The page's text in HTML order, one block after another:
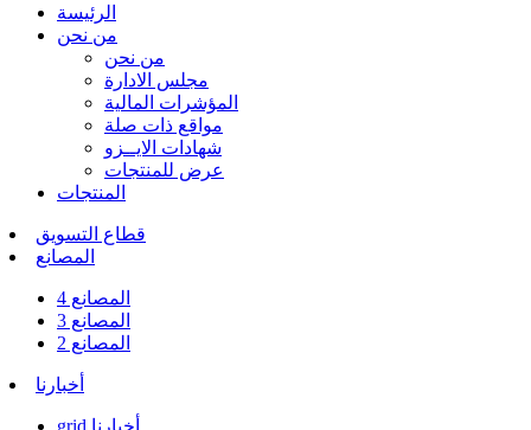
الرئيسة
من نحن
من نحن
مجلس الادارة
المؤشرات المالية
مواقع ذات صلة
شهادات الايــزو
عرض للمنتجات
المنتجات
قطاع التسويق
المصانع
المصانع 4
المصانع 3
المصانع 2
أخبارنا
grid أخبارنا